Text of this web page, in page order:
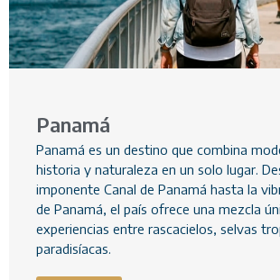
Panamá
Panamá es un destino que combina
historia y naturaleza en un solo lugar.
imponente Canal de Panamá hasta la
de Panamá, el país ofrece una mezcla
experiencias entre rascacielos, selvas
paradisíacas.